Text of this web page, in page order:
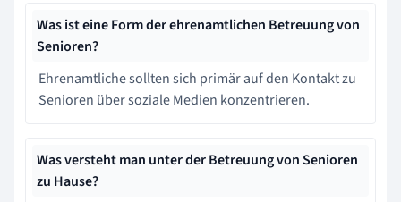
Was ist eine Form der ehrenamtlichen Betreuung von
Senioren?
Ehrenamtliche sollten sich primär auf den Kontakt zu
Senioren über soziale Medien konzentrieren.
Was versteht man unter der Betreuung von Senioren
zu Hause?